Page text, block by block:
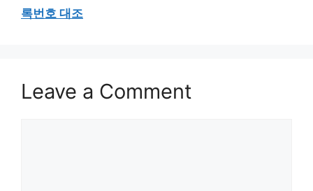
록번호 대조
Leave a Comment